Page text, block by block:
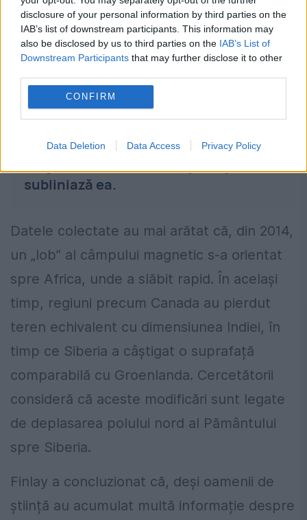
disclosure of your personal information by third parties on the
IAB’s list of downstream participants. This information may
also be disclosed by us to third parties on the IAB’s List of
Downstream Participants that may further disclose it to other
CONFIRM
Data Deletion Data Access Privacy Policy
Atlanticul de Sud.
„Acest fenomen evidențiază
complexitatea proceselor care au loc
Pământului și ne amintește că câmpul
subliniază ea.
Datele colectate au mai arătat că, din 2014,
un „lob” al câmpului magnetic s-a orientat
spre Africa, unde a slăbit rapid. În același
timp, regiuni precum Canada au pierdut
teren echivalent cu dimensiunea Indiei, în
timp ce Siberia a câștigat o suprafață
comparabilă cu Groenlanda. Cercetătorii
consideră că aceste modificări sunt legate
de deplasarea polului nord al Pământului
spre Siberia.
Finlay a concluzionat că, deși oamenii de
știință au acumulat multă informație despre